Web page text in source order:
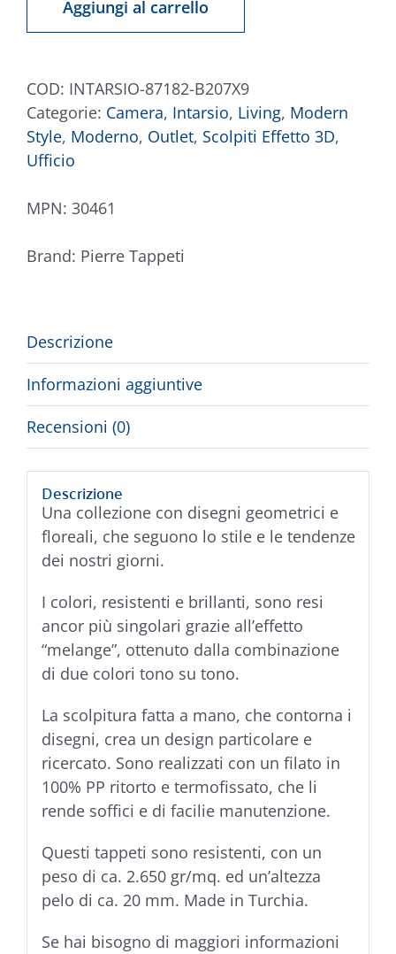
B207X9
quantità
Aggiungi al carrello
COD: INTARSIO-87182-B207X9
Categorie: Camera, Intarsio, Living, Modern
Style, Moderno, Outlet, Scolpiti Effetto 3D,
Ufficio
MPN: 30461
Brand: Pierre Tappeti
Descrizione
Informazioni aggiuntive
Recensioni (0)
Descrizione
Una collezione con disegni geometrici e
floreali, che seguono lo stile e le tendenze
dei nostri giorni.
I colori, resistenti e brillanti, sono resi
ancor più singolari grazie all’effetto
“melange”, ottenuto dalla combinazione
di due colori tono su tono.
La scolpitura fatta a mano, che contorna i
disegni, crea un design particolare e
ricercato. Sono realizzati con un filato in
100% PP ritorto e termofissato, che li
rende soffici e di facilie manutenzione.
Questi tappeti sono resistenti, con un
peso di ca. 2.650 gr/mq. ed un’altezza
pelo di ca. 20 mm. Made in Turchia.
Se hai bisogno di maggiori informazioni